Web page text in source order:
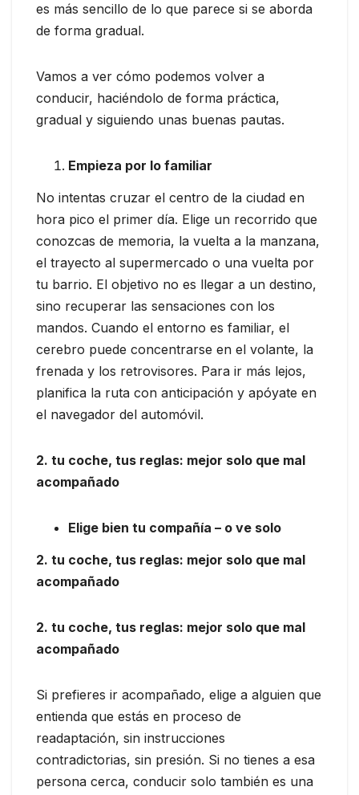
es más sencillo de lo que parece si se aborda
de forma gradual.
Vamos a ver cómo podemos volver a
conducir, haciéndolo de forma práctica,
gradual y siguiendo unas buenas pautas.
Empieza por lo familiar
No intentas cruzar el centro de la ciudad en
hora pico el primer día. Elige un recorrido que
conozcas de memoria, la vuelta a la manzana,
el trayecto al supermercado o una vuelta por
tu barrio. El objetivo no es llegar a un destino,
sino recuperar las sensaciones con los
mandos. Cuando el entorno es familiar, el
cerebro puede concentrarse en el volante, la
frenada y los retrovisores. Para ir más lejos,
planifica la ruta con anticipación y apóyate en
el navegador del automóvil.
2. tu coche, tus reglas: mejor solo que mal
acompañado
Elige bien tu compañía – o ve solo
2. tu coche, tus reglas: mejor solo que mal
acompañado
2. tu coche, tus reglas: mejor solo que mal
acompañado
Si prefieres ir acompañado, elige a alguien que
entienda que estás en proceso de
readaptación, sin instrucciones
contradictorias, sin presión. Si no tienes a esa
persona cerca, conducir solo también es una